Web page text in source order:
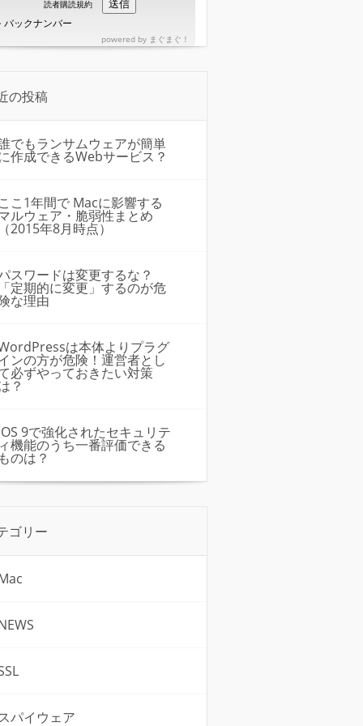
読者購読規約
バックナンバー
powered by まぐまぐ！
の投稿
でもランサムウェアが簡単
作成できるWebサービス？
こ1年間で Macに影響する
ルウェア・脆弱性まとめ
2015年8月時点）
スワードは変更するな？
定期的に変更」するのが危
な理由
は本体よりプラグ
ンの方が危険！運営者とし
必ずやっておきたい対策
？
9で強化されたセキュリテ
機能のうち一番評価できる
のは？
ゴリー
パイウェア